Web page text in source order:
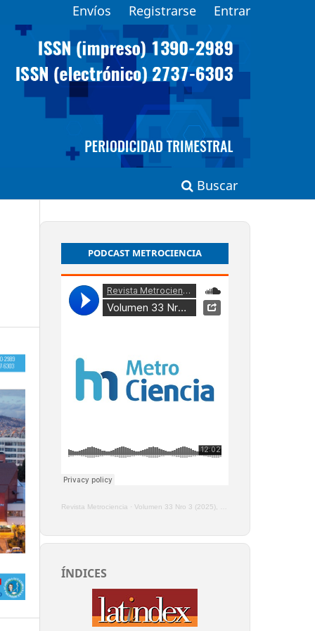
Buscar
Envíos Registrarse Entrar
PODCAST METROCIENCIA
Revista Metrociencia · Volumen 33 Nro 3 (2025), Enero - Marzo
ÍNDICES